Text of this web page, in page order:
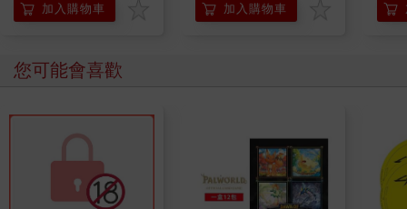
加入購物車 加入購物車
您可能會喜歡